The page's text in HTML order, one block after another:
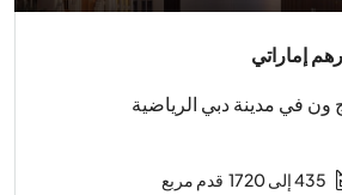
ون في مدينة دبي الرياضية
435 إلى 1720 قدم مربع